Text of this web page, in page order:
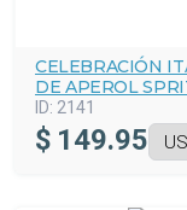
CELEBRACIÓN
DE APEROL
ID: 2141
$ 149.95